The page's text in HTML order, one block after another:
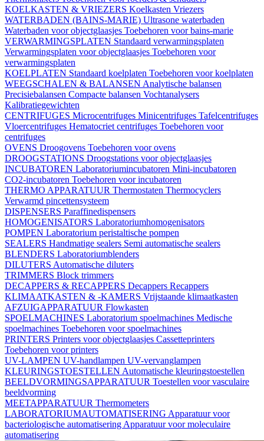
KOELKASTEN & VRIEZERS Koelkasten Vriezers
WATERBADEN (BAINS-MARIE) Ultrasone waterbaden
Waterbaden voor objectglaasjes Toebehoren voor bains-marie
VERWARMINGSPLATEN Standaard verwarmingsplaten
Verwarmingsplaten voor objectglaasjes Toebehoren voor
verwarmingsplaten
KOELPLATEN Standaard koelplaten Toebehoren voor koelplaten
WEEGSCHALEN & BALANSEN Analytische balansen
Precisiebalansen Compacte balansen Vochtanalysers
Kalibratiegewichten
CENTRIFUGES Microcentrifuges Minicentrifuges Tafelcentrifuges
Vloercentrifuges Hematocriet centrifuges Toebehoren voor
centrifuges
OVENS Droogovens Toebehoren voor ovens
DROOGSTATIONS Droogstations voor objectglaasjes
INCUBATOREN Laboratoriumincubatoren Mini-incubatoren
CO2-incubatoren Toebehoren voor incubatoren
THERMO APPARATUUR Thermostaten Thermocyclers
Verwarmd pincettensysteem
DISPENSERS Paraffinedispensers
HOMOGENISATORS Laboratoriumhomogenisators
POMPEN Laboratorium peristaltische pompen
SEALERS Handmatige sealers Semi automatische sealers
BLENDERS Laboratoriumblenders
DILUTERS Automatische diluters
TRIMMERS Block trimmers
DECAPPERS & RECAPPERS Decappers Recappers
KLIMAATKASTEN & -KAMERS Vrijstaande klimaatkasten
AFZUIGAPPARATUUR Flowkasten
SPOELMACHINES Laboratorium spoelmachines Medische
spoelmachines Toebehoren voor spoelmachines
PRINTERS Printers voor objectglaasjes Cassetteprinters
Toebehoren voor printers
UV-LAMPEN UV-handlampen UV-vervanglampen
KLEURINGSTOESTELLEN Automatische kleuringstoestellen
BEELDVORMINGSAPPARATUUR Toestellen voor vasculaire
beeldvorming
MEETAPPARATUUR Thermometers
LABORATORIUMAUTOMATISERING Apparatuur voor
bacteriologische automatisering Apparatuur voor moleculaire
automatisering